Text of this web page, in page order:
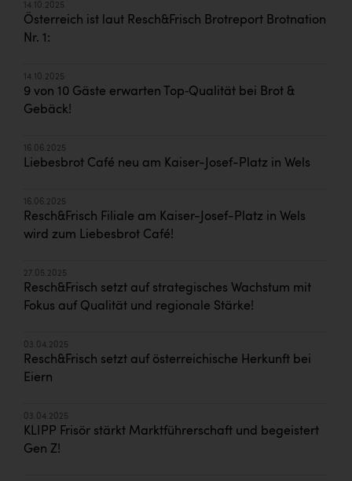
14.10.2025
Österreich ist laut Resch&Frisch Brotreport Brotnation
Nr. 1:
14.10.2025
9 von 10 Gäste erwarten Top‑Qualität bei Brot &
Gebäck!
16.06.2025
Liebesbrot Café neu am Kaiser-Josef-Platz in Wels
16.06.2025
Resch&Frisch Filiale am Kaiser-Josef-Platz in Wels
wird zum Liebesbrot Café!
27.05.2025
Resch&Frisch setzt auf strategisches Wachstum mit
Fokus auf Qualität und regionale Stärke!
03.04.2025
Resch&Frisch setzt auf österreichische Herkunft bei
Eiern
03.04.2025
KLIPP Frisör stärkt Marktführerschaft und begeistert
Gen Z!